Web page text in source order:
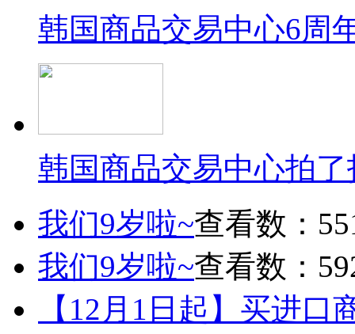
韩国商品交易中心6周
韩国商品交易中心拍
我们9岁啦~查看数：
我们9岁啦~查看数：
【12月1日起】买进口